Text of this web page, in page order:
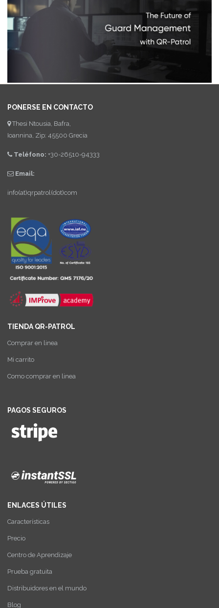
PONERSE EN CONTACTO
Thesi Ntousia, Bafra,
Ioannina, Zip: 45500 Grecia
Teléfono: +30-26510-94333
Email:
info(at)qrpatrol(dot)com
TIENDA QR-PATROL
Comprar en linea
Mi carrito
Como comprar en linea
PAGOS SEGUROS
ENLACES ÚTILES
Características
Precio
Centro de Aprendizaje
Prueba gratuita
Distribuidores en el mundo
Blog